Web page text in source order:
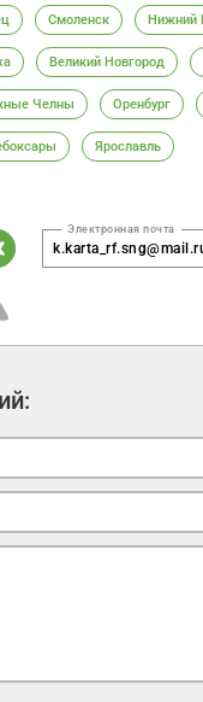
Смоленск Нижний
Великий Новгород
Челны Оренбург
Ярославль